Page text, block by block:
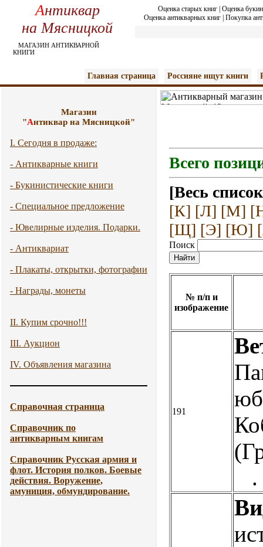
Антиквар
на Мясницкой
МАГАЗИН АНТИКВАРНОЙ
КНИГИ
Оценка старых книг| Оценка
Оценка антикварных книг Покупка
Главная страница Россияне ищут книги
Магазин
"Антиквар на Мясницкой"
I. Сегодня в продаже:
- Антикварные книги
- Букинистические книги
- Специальное предложение
- Ювелирные изделия. Подарки.
- Антиквариат
- Плакаты, открытки, фотографии
- Награды, монеты
II. Купим срочно!!!
III. Аукцион
IV. Объявления магазина
Справочная страница
Справочник по
антикварным книгам
Справочник Русская армия и
флот. История полков. Боевые
действия. Воружение,
амуниция, обмундирование.
Всего
[Весь
[К] [Л] [М]
[Щ] [Э] [Ю]
Поиск
№ п/п и
изображение
191
.